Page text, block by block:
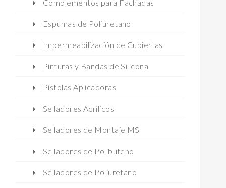
Complementos para Fachadas
Espumas de Poliuretano
Impermeabilización de Cubiertas
Pinturas y Bandas de Silicona
Pistolas Aplicadoras
Selladores Acrílicos
Selladores de Montaje MS
Selladores de Polibuteno
Selladores de Poliuretano